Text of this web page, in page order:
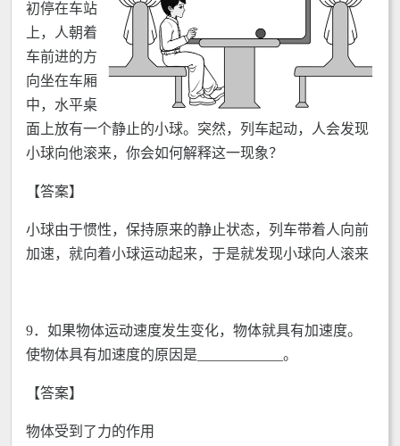
初停在车站
上，人朝着
车前进的方
向坐在车厢
中，水平桌
面上放有一个静止的小球。突然，列车起动，人会发现
小球向他滚来，你会如何解释这一现象？
【答案】
小球由于惯性，保持原来的静止状态，列车带着人向前
加速，就向着小球运动起来，于是就发现小球向人滚来
9．如果物体运动速度发生变化，物体就具有加速度。
使物体具有加速度的原因是____________。
【答案】
物体受到了力的作用